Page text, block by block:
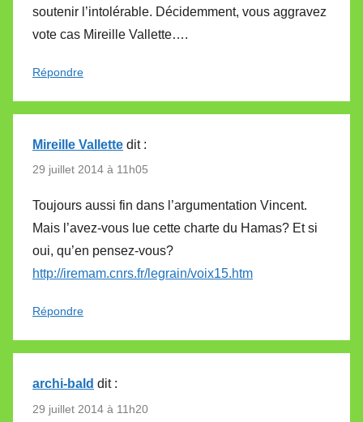
soutenir l’intolérable. Décidemment, vous aggravez
vote cas Mireille Vallette….
Répondre
Mireille Vallette dit :
29 juillet 2014 à 11h05
Toujours aussi fin dans l’argumentation Vincent.
Mais l’avez-vous lue cette charte du Hamas? Et si
oui, qu’en pensez-vous?
http://iremam.cnrs.fr/legrain/voix15.htm
Répondre
archi-bald dit :
29 juillet 2014 à 11h20